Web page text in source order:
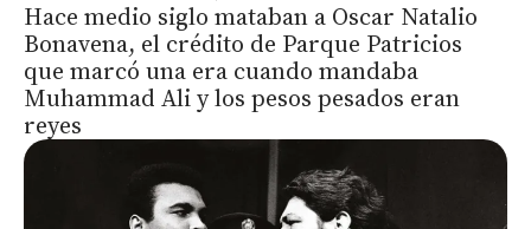
Hace medio siglo mataban a Oscar Natalio
Bonavena, el crédito de Parque Patricios
que marcó una era cuando mandaba
Muhammad Ali y los pesos pesados eran
reyes